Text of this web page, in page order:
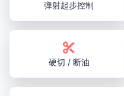
弹射起步控制
硬切 / 断油